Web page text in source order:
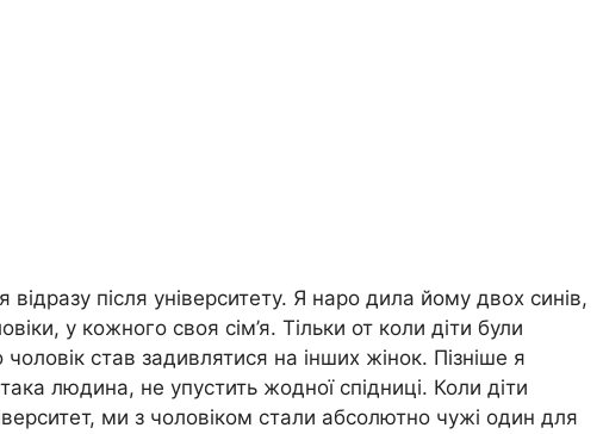
після університету. Я наро дила йому двох синів,
у кожного своя сім’я. Тільки от коли діти були
став задивлятися на інших жінок. Пізніше я
людина, не упустить жодної спідниці. Коли діти
ми з чоловіком стали абсолютно чужі один для